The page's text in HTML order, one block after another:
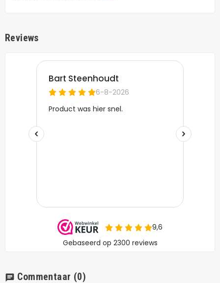
Reviews
chat Commentaar (0)